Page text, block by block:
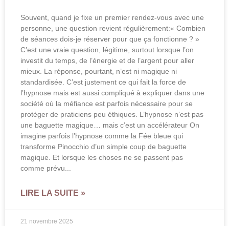
Souvent, quand je fixe un premier rendez-vous avec une
personne, une question revient régulièrement:« Combien
de séances dois-je réserver pour que ça fonctionne ? »
C’est une vraie question, légitime, surtout lorsque l’on
investit du temps, de l’énergie et de l’argent pour aller
mieux. La réponse, pourtant, n’est ni magique ni
standardisée. C’est justement ce qui fait la force de
l’hypnose mais est aussi compliqué à expliquer dans une
société où la méfiance est parfois nécessaire pour se
protéger de praticiens peu éthiques. L’hypnose n’est pas
une baguette magique… mais c’est un accélérateur On
imagine parfois l’hypnose comme la Fée bleue qui
transforme Pinocchio d’un simple coup de baguette
magique. Et lorsque les choses ne se passent pas
comme prévu
LIRE LA SUITE »
21 novembre 2025